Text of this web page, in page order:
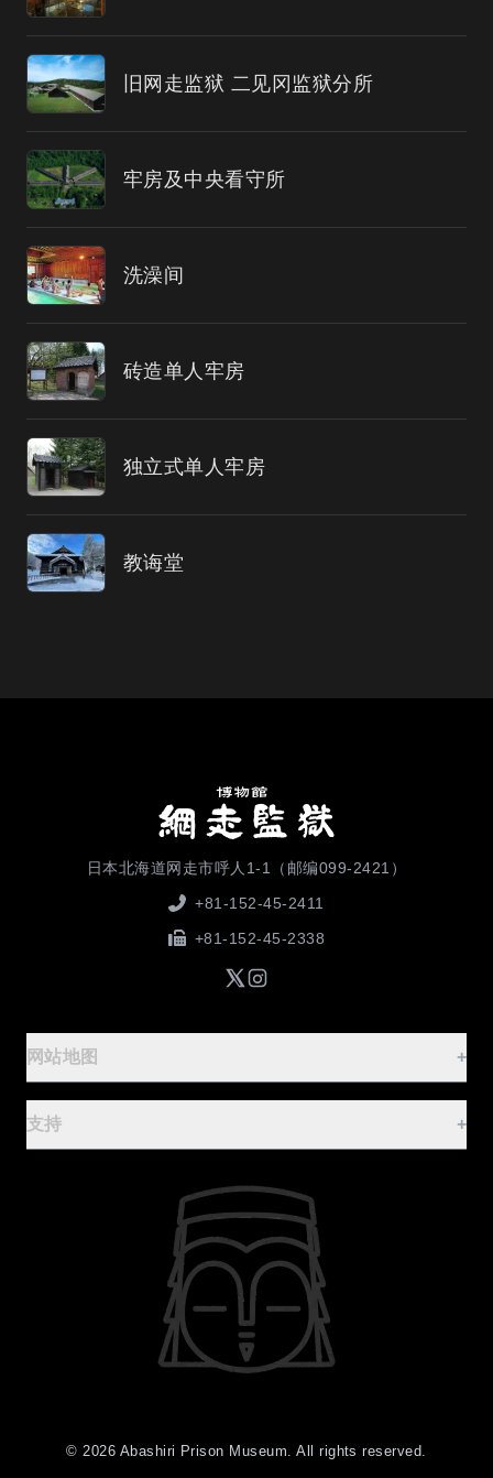
旧网走监狱 二见冈监狱分所
牢房及中央看守所
洗澡间
砖造单人牢房
独立式单人牢房
教诲堂
日本北海道网走市呼人1-1（邮编099-2421）
+81-152-45-2411
+81-152-45-2338
网站地图 +
参观指南
支持 +
©2026 Abashiri Prison Museum. All rights reserved.